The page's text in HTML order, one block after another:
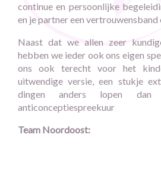
continue en persoonlijke
en je partner een vertrouwensband
Naast dat we allen zeer
hebben we ieder ook ons eigen
ons ook terecht voor het
uitwendige versie, een stukje
dingen anders lopen
anticonceptiespreekuur
Team Noordoost: